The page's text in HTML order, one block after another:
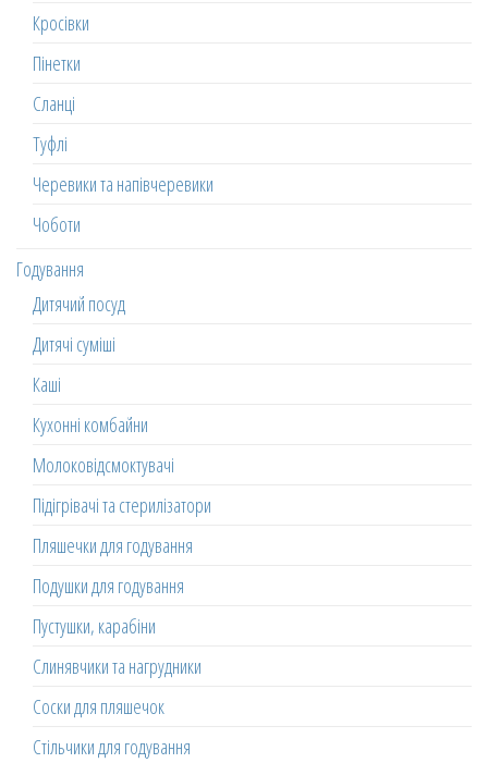
Кросівки
Пінетки
Сланці
Туфлі
Черевики та напівчеревики
Чоботи
Годування
Дитячий посуд
Дитячі суміші
Каші
Кухонні комбайни
Молоковідсмоктувачі
Підігрівачі та стерилізатори
Пляшечки для годування
Подушки для годування
Пустушки, карабіни
Слинявчики та нагрудники
Соски для пляшечок
Стільчики для годування